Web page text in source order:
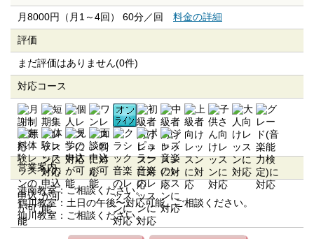
月8000円（月1～4回） 60分／回 料金の詳細
評価
まだ評価はありません(0件)
対応コース
営業案内
港南教室：ご相談ください。
鶴川教室：土日の午後〜対応可能。ご相談ください。
仙川教室：ご相談ください。